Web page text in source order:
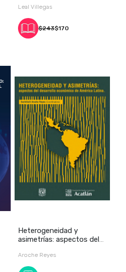
Oportunida
Leal Villegas
$243$170
Heterogeneidad y
asimetrías: aspectos del
Aroche Reyes